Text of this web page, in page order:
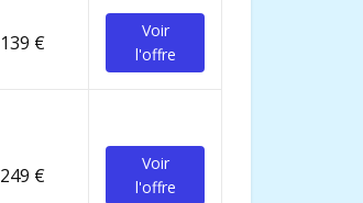
139 €
Voir
l'offre
249 €
Voir
l'offre